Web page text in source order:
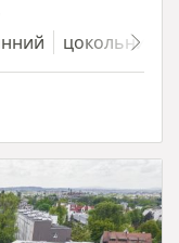
цокольний